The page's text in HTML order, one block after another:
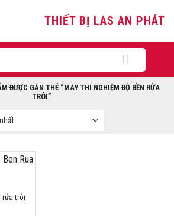
THIẾT BỊ LAS AN PHÁT
ĐƯỢC GẮN THẺ “MÁY THÍ NGHIỆM ĐỘ BỀN RỬA
TRÔI”
rửa trôi